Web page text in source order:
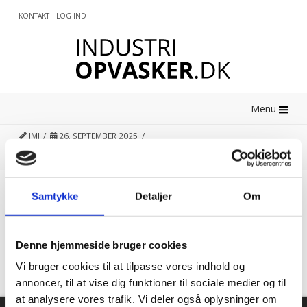
Samtykke Detaljer Om
Denne hjemmeside bruger cookies
Vi bruger cookies til at tilpasse vores indhold og
annoncer, til at vise dig funktioner til sociale medier og til
at analysere vores trafik. Vi deler også oplysninger om
KONTAKT LOG IND
Menu
JMJ 26. SEPTEMBER 2025
Kundetilfredshed
Vurderet af Georg